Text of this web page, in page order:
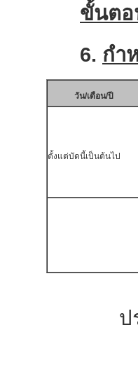
ขั้นตอ
6. กำ
วัน/เดือน/ปี
ตั้งแต่บัดนี้เป็นต้นไป
ประก